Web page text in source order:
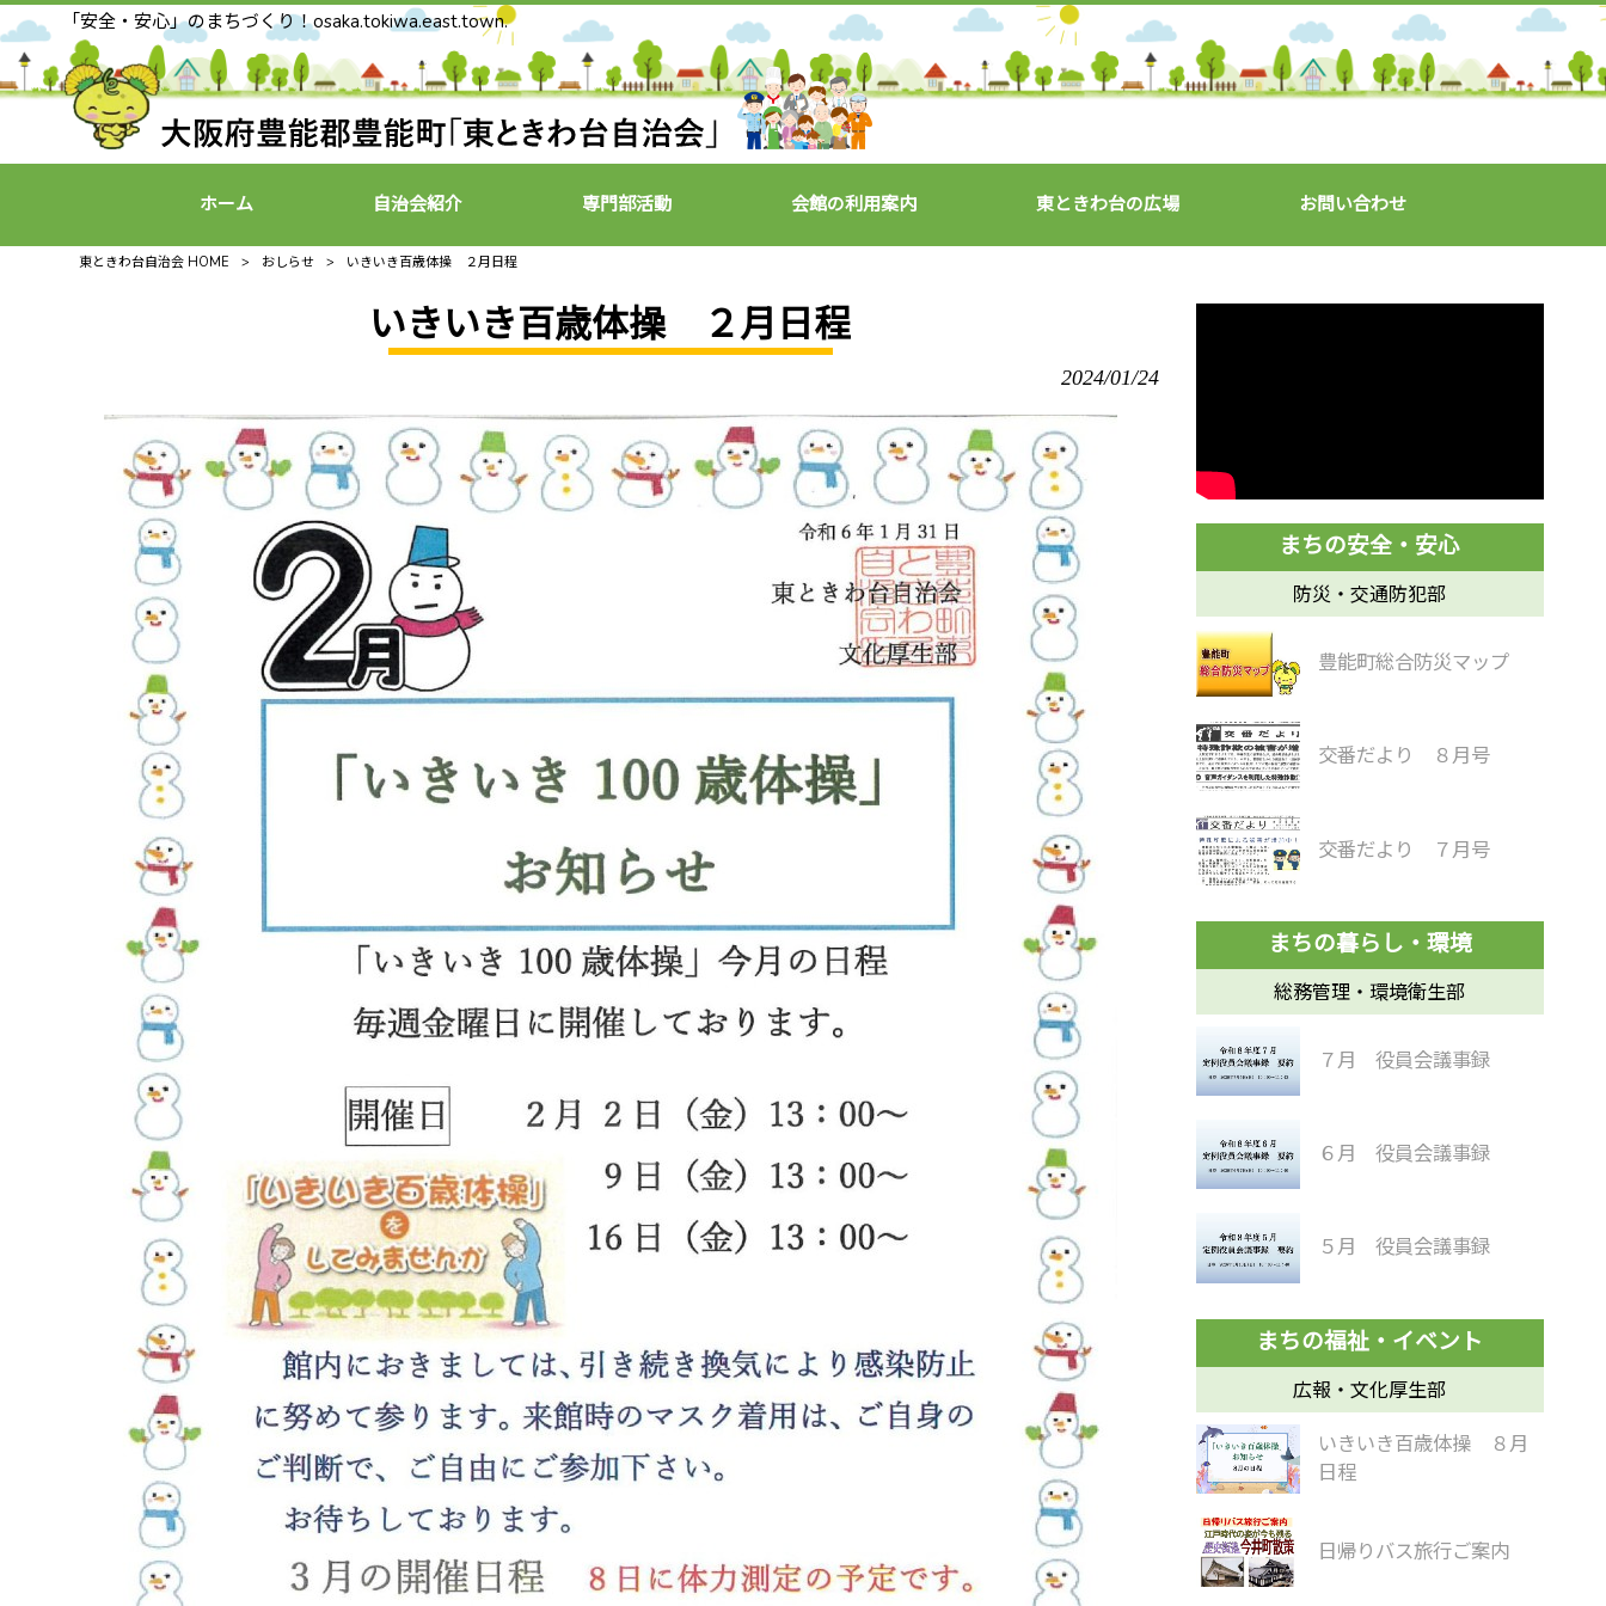
「安全・安心」のまちづくり！osaka.tokiwa.east.town.
ホーム 自治会紹介 専門部活動 会館の利用案内 東ときわ台の広場 お問い合わせ
東ときわ台自治会 HOME > おしらせ > いきいき百歳体操 ２月日程
いきいき百歳体操 ２月日程
2024/01/24
防災・交通防犯部
豊能町総合防災マップ
交番だより ８月号
交番だより ７月号
総務管理・環境衛生部
７月 役員会議事録
６月 役員会議事録
５月 役員会議事録
広報・文化厚生部
いきいき百歳体操 ８月
日程
日帰りバス旅行ご案内